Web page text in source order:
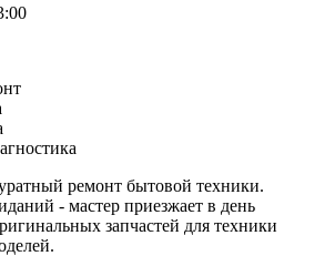
ремонт бытовой техники.
- мастер приезжает в день
запчастей для техники